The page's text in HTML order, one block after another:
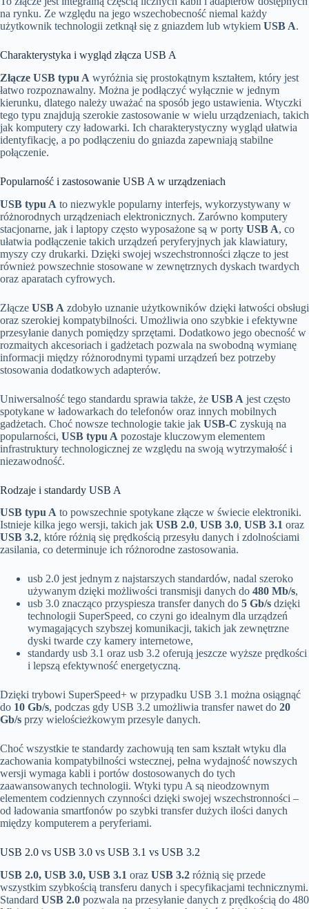
na rynku. Ze względu na jego wszechobecność niemal każdy
użytkownik technologii zetknął się z gniazdem lub wtykiem USB A.
Charakterystyka i wygląd złącza USB A
Złącze USB typu A wyróżnia się prostokątnym kształtem, który jest
łatwo rozpoznawalny. Można je podłączyć wyłącznie w jednym
kierunku, dlatego należy uważać na sposób jego ustawienia. Wtyczki
tego typu znajdują szerokie zastosowanie w wielu urządzeniach, takich
jak komputery czy ładowarki. Ich charakterystyczny wygląd ułatwia
identyfikację, a po podłączeniu do gniazda zapewniają stabilne
połączenie.
Popularność i zastosowanie USB A w urządzeniach
USB typu A to niezwykle popularny interfejs, wykorzystywany w
różnorodnych urządzeniach elektronicznych. Zarówno komputery
stacjonarne, jak i laptopy często wyposażone są w porty USB A, co
ułatwia podłączenie takich urządzeń peryferyjnych jak klawiatury,
myszy czy drukarki. Dzięki swojej wszechstronności złącze to jest
również powszechnie stosowane w zewnętrznych dyskach twardych
oraz aparatach cyfrowych.
Złącze USB A zdobyło uznanie użytkowników dzięki łatwości obsługi
oraz szerokiej kompatybilności. Umożliwia ono szybkie i efektywne
przesyłanie danych pomiędzy sprzętami. Dodatkowo jego obecność w
rozmaitych akcesoriach i gadżetach pozwala na swobodną wymianę
informacji między różnorodnymi typami urządzeń bez potrzeby
stosowania dodatkowych adapterów.
Uniwersalność tego standardu sprawia także, że USB A jest często
spotykane w ładowarkach do telefonów oraz innych mobilnych
gadżetach. Choć nowsze technologie takie jak USB-C zyskują na
popularności, USB typu A pozostaje kluczowym elementem
infrastruktury technologicznej ze względu na swoją wytrzymałość i
niezawodność.
Rodzaje i standardy USB A
USB typu A to powszechnie spotykane złącze w świecie elektroniki.
Istnieje kilka jego wersji, takich jak USB 2.0, USB 3.0, USB 3.1 oraz
USB 3.2, które różnią się prędkością przesyłu danych i zdolnościami
zasilania, co determinuje ich różnorodne zastosowania.
usb 2.0 jest jednym z najstarszych standardów, nadal szeroko
używanym dzięki możliwości transmisji danych do 480 Mb/s,
usb 3.0 znacząco przyspiesza transfer danych do 5 Gb/s dzięki
technologii SuperSpeed, co czyni go idealnym dla urządzeń
wymagających szybszej komunikacji, takich jak zewnętrzne
dyski twarde czy kamery internetowe,
standardy usb 3.1 oraz usb 3.2 oferują jeszcze wyższe prędkości
i lepszą efektywność energetyczną.
Dzięki trybowi SuperSpeed+ w przypadku USB 3.1 można osiągnąć
do 10 Gb/s, podczas gdy USB 3.2 umożliwia transfer nawet do 20
Gb/s przy wielościeżkowym przesyle danych.
Choć wszystkie te standardy zachowują ten sam kształt wtyku dla
zachowania kompatybilności wstecznej, pełna wydajność nowszych
wersji wymaga kabli i portów dostosowanych do tych
zaawansowanych technologii. Wtyki typu A są nieodzownym
elementem codziennych czynności dzięki swojej wszechstronności –
od ładowania smartfonów po szybki transfer dużych ilości danych
między komputerem a peryferiami.
USB 2.0 vs USB 3.0 vs USB 3.1 vs USB 3.2
USB 2.0, USB 3.0, USB 3.1 oraz USB 3.2 różnią się przede
wszystkim szybkością transferu danych i specyfikacjami technicznymi.
Standard USB 2.0 pozwala na przesyłanie danych z prędkością do 480